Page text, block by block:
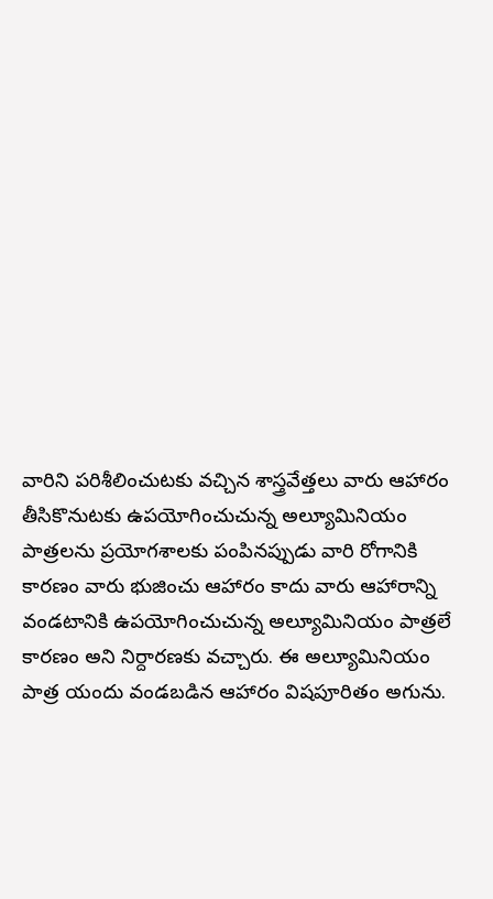
వారిని పరిశీలించుటకు వచ్చిన శాస్త్రవేత్తలు వారు ఆహారం
తీసికొనుటకు ఉపయోగించుచున్న అల్యూమినియం
పాత్రలను ప్రయోగశాలకు పంపినప్పుడు వారి రోగానికి
కారణం వారు భుజించు ఆహారం కాదు వారు ఆహారాన్ని
వండటానికి ఉపయోగించుచున్న అల్యూమినియం పాత్రలే
కారణం అని నిర్దారణకు వచ్చారు. ఈ అల్యూమినియం
పాత్ర యందు వండబడిన ఆహారం విషపూరితం అగును.